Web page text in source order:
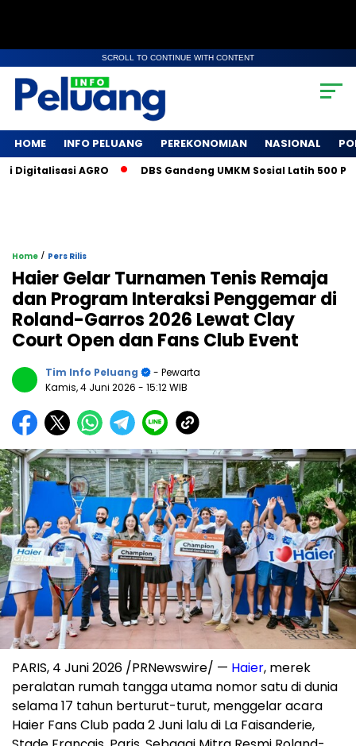
SCROLL TO CONTINUE WITH CONTENT
HOME INFO PELUANG PEREKONOMIAN NASIONAL
AGRO DBS Gandeng UMKM Sosial Latih 500 Petani
Home / Pers Rilis
Haier Gelar Turnamen Tenis Remaja
dan Program Interaksi Penggemar di
Roland-Garros 2026 Lewat Clay
Court Open dan Fans Club Event
Tim Info Peluang
- Pewarta
Kamis, 4 Juni 2026 - 15:12 WIB
PARIS, 4 Juni 2026 /PRNewswire/ — Haier, merek
peralatan rumah tangga utama nomor satu di dunia
selama 17 tahun berturut-turut, menggelar acara
Haier Fans Club pada 2 Juni lalu di La Faisanderie,